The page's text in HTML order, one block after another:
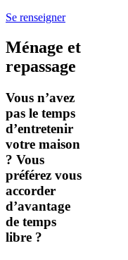
Se renseigner
Ménage et
repassage
Vous n’avez
pas le temps
d’entretenir
votre maison
? Vous
préférez vous
accorder
d’avantage
de temps
libre ?